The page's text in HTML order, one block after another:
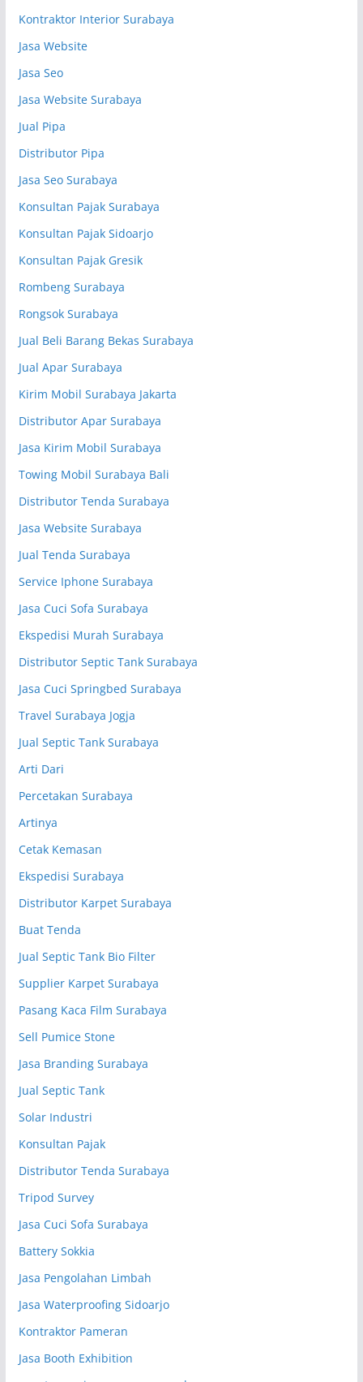
Kontraktor Interior Surabaya
Jasa Website
Jasa Seo
Jasa Website Surabaya
Jual Pipa
Distributor Pipa
Jasa Seo Surabaya
Konsultan Pajak Surabaya
Konsultan Pajak Sidoarjo
Konsultan Pajak Gresik
Rombeng Surabaya
Rongsok Surabaya
Jual Beli Barang Bekas Surabaya
Jual Apar Surabaya
Kirim Mobil Surabaya Jakarta
Distributor Apar Surabaya
Jasa Kirim Mobil Surabaya
Towing Mobil Surabaya Bali
Distributor Tenda Surabaya
Jasa Website Surabaya
Jual Tenda Surabaya
Service Iphone Surabaya
Jasa Cuci Sofa Surabaya
Ekspedisi Murah Surabaya
Distributor Septic Tank Surabaya
Jasa Cuci Springbed Surabaya
Travel Surabaya Jogja
Jual Septic Tank Surabaya
Arti Dari
Percetakan Surabaya
Artinya
Cetak Kemasan
Ekspedisi Surabaya
Distributor Karpet Surabaya
Buat Tenda
Jual Septic Tank Bio Filter
Supplier Karpet Surabaya
Pasang Kaca Film Surabaya
Sell Pumice Stone
Jasa Branding Surabaya
Jual Septic Tank
Solar Industri
Konsultan Pajak
Distributor Tenda Surabaya
Tripod Survey
Jasa Cuci Sofa Surabaya
Battery Sokkia
Jasa Pengolahan Limbah
Jasa Waterproofing Sidoarjo
Kontraktor Pameran
Jasa Booth Exhibition